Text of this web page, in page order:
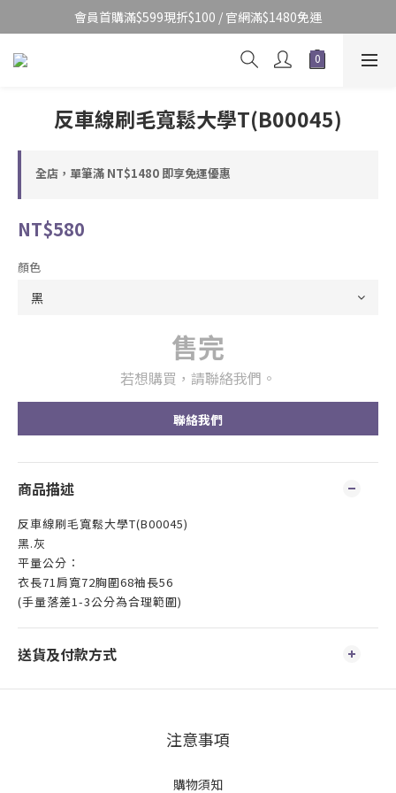
會員首購滿$599現折$100 / 官網滿$1480免運
反車線刷毛寬鬆大學T(B00045)
全店，單筆滿 NT$1480 即享免運優惠
NT$580
顏色
售完
若想購買，請聯絡我們。
聯絡我們
商品描述
反車線刷毛寬鬆大學T(B00045)
黑.灰
平量公分：
衣長71肩寬72胸圍68袖長56
(手量落差1-3公分為合理範圍)
送貨及付款方式
注意事項
購物須知